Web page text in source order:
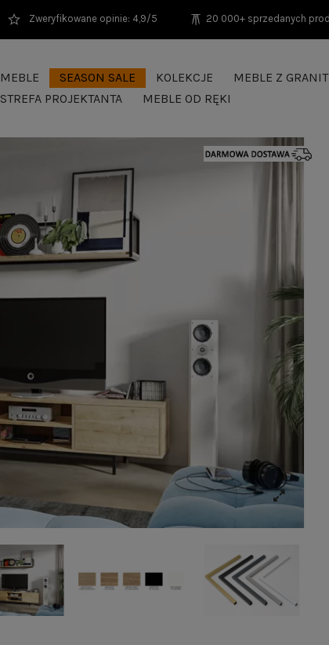
Zweryfikowane opinie: 4,9/5 20 000+ sprzedanych
MEBLE SEASON SALE KOLEKCJE MEBLE Z
STREFA PROJEKTANTA
MEBLE OD RĘKI